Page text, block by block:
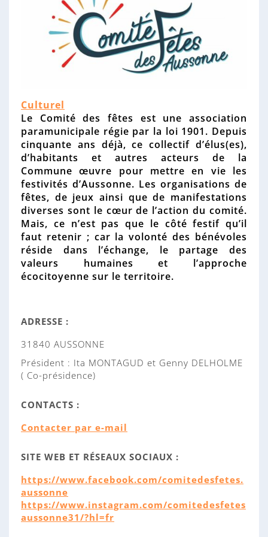
T
y
p
e
d
'
a
s
s
o
c
i
a
t
n
:
Culturel
Le Comité des fêtes est une association
paramunicipale régie par la loi 1901. Depuis
cinquante ans déjà, ce collectif d’élus(es),
d’habitants et autres acteurs de la
Commune œuvre pour mettre en vie les
festivités d’Aussonne. Les organisations de
fêtes, de jeux ainsi que de manifestations
diverses sont le cœur de l’action du comité.
Mais, ce n’est pas que le côté festif qu’il
faut retenir ; car la volonté des bénévoles
réside dans l’échange, le partage des
valeurs humaines et l’approche
écocitoyenne sur le territoire.
ADRESSE :
31840 AUSSONNE
Président : Ita MONTAGUD et Genny DELHOLME
( Co-présidence)
CONTACTS :
Contacter par e-mail
SITE WEB ET RÉSEAUX SOCIAUX :
https://www.facebook.com/comitedesfetes.
aussonne
https://www.instagram.com/comitedesfetes
aussonne31/?hl=fr